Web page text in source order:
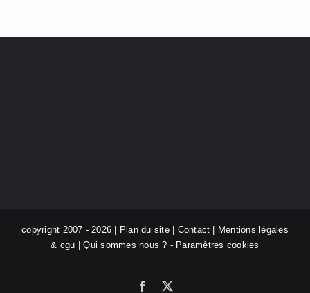
copyright 2007 - 2026 | Plan du site| Contact
Mentions légales
& cgu |Qui sommes nous ? - Paramètres cookies
Facebook